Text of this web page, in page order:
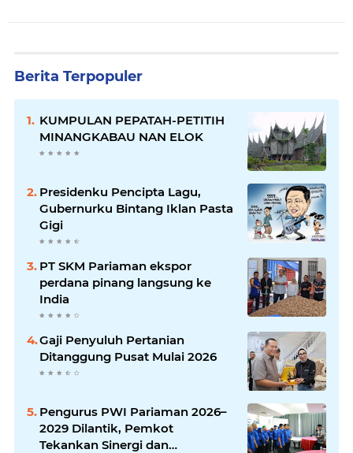
Berita Terpopuler
KUMPULAN PEPATAH-PETITIH
MINANGKABAU NAN ELOK
Presidenku Pencipta Lagu,
Gubernurku Bintang Iklan Pasta
Gigi
PT SKM Pariaman ekspor
perdana pinang langsung ke
India
Gaji Penyuluh Pertanian
Ditanggung Pusat Mulai 2026
Pengurus PWI Pariaman 2026–
2029 Dilantik, Pemkot
Tekankan Sinergi dan